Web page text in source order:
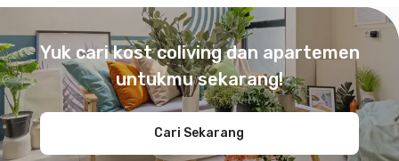
Yuk cari kost coliving dan apartemen
untukmu sekarang!
Cari Sekarang